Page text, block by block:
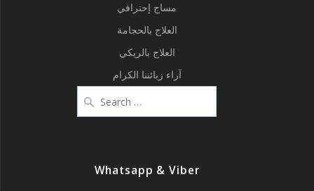
مساج إحترافي
العلاج بالحجامة
العلاج بالريكي
آراء زبائننا الكرام
for:
Whatsapp & Viber